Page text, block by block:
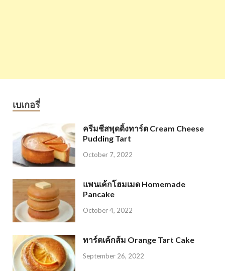
เบเกอรี่
ครีมชีสพุดดิ้งทาร์ต Cream Cheese
Pudding Tart
October 7, 2022
แพนเค้กโฮมเมด Homemade
Pancake
October 4, 2022
ทาร์ตเค้กส้ม Orange Tart Cake
September 26, 2022